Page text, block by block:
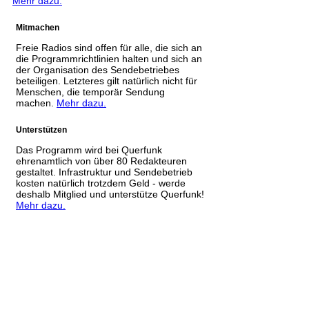
Mitmachen
Freie Radios sind offen für alle, die sich an
die Programmrichtlinien halten und sich an
der Organisation des Sendebetriebes
beteiligen. Letzteres gilt natürlich nicht für
Menschen, die temporär Sendung
machen. Mehr dazu.
Unterstützen
Das Programm wird bei Querfunk
ehrenamtlich von über 80 Redakteuren
gestaltet. Infrastruktur und Sendebetrieb
kosten natürlich trotzdem Geld - werde
deshalb Mitglied und unterstütze Querfunk!
Mehr dazu.